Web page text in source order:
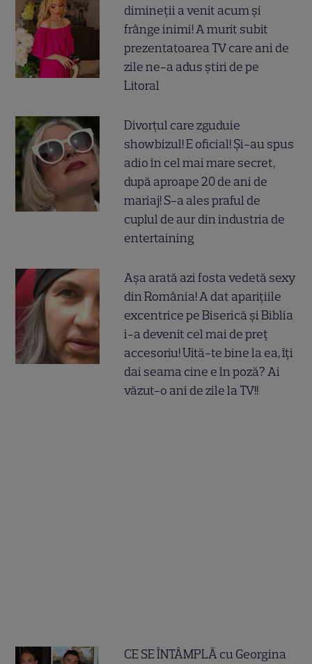
dimineții a venit acum și
frânge inimi! A murit subit
prezentatoarea TV care ani de
zile ne-a adus știri de pe
Litoral
Divorțul care zguduie
showbizul! E oficial! Și-au spus
adio în cel mai mare secret,
după aproape 20 de ani de
mariaj! S-a ales praful de
cuplul de aur din industria de
entertaining
Așa arată azi fosta vedetă sexy
din România! A dat aparițiile
excentrice pe Biserică și Biblia
i-a devenit cel mai de preț
accesoriu! Uită-te bine la ea, îți
dai seama cine e în poză? Ai
văzut-o ani de zile la TV!!
CE SE ÎNTÂMPLĂ cu Georgina